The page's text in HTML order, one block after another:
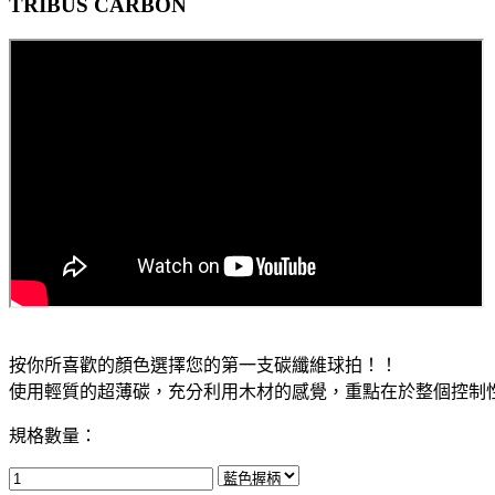
TRIBUS CARBON
按你所喜歡的顏色選擇您的第一支碳纖維球拍！！
使用輕質的超薄碳，充分利用木材的感覺，重點在於整個控制
規格數量：